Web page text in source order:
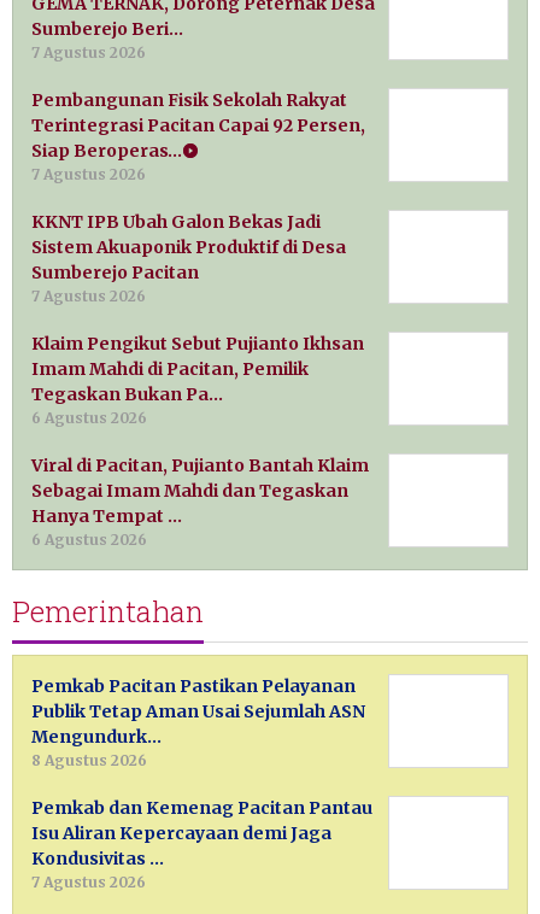
Sumberejo Beri…
7 Agustus 2026
Pembangunan Fisik Sekolah Rakyat
Terintegrasi Pacitan Capai 92 Persen,
Siap Beroperas…
7 Agustus 2026
KKNT IPB Ubah Galon Bekas Jadi
Sistem Akuaponik Produktif di Desa
Sumberejo Pacitan
7 Agustus 2026
Klaim Pengikut Sebut Pujianto Ikhsan
Imam Mahdi di Pacitan, Pemilik
Tegaskan Bukan Pa…
6 Agustus 2026
Viral di Pacitan, Pujianto Bantah Klaim
Sebagai Imam Mahdi dan Tegaskan
Hanya Tempat …
6 Agustus 2026
Pemerintahan
Pemkab Pacitan Pastikan Pelayanan
Publik Tetap Aman Usai Sejumlah ASN
Mengundurk…
8 Agustus 2026
Pemkab dan Kemenag Pacitan Pantau
Isu Aliran Kepercayaan demi Jaga
Kondusivitas …
7 Agustus 2026